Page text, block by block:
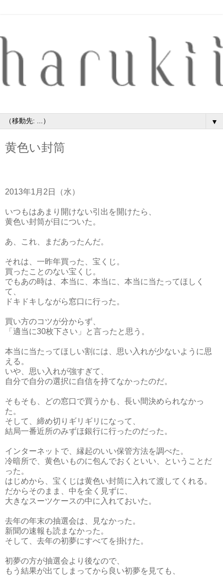
▼
黄色い封筒
2013年1月2日（水）
いつもはあまり開けない引出を開けたら、
黄色い封筒が目についた。
あ、これ、まだあったんだ。
それは、一昨年買った、宝くじ。
買ったことのない宝くじ。
でもあの時は、本当に、本当に、本当に当たってほしく
て、
ドキドキしながら窓口に行った。
買い方のコツが分からず、
「適当に30枚下さい」と言ったと思う。
本当に当たってほしい割には、思い入れが少ないように思
える。
いや、思い入れが強すぎて、
自分で自分の選択に自信を持てなかったのだ。
そもそも、どの窓口で買うかも、長い間決められなかっ
た。
そして、締め切りギリギリになって、
結局一番近所のみずほ銀行に行ったのだった。
インターネットで、縁起のいい保管方法を調べた。
冷暗所で、黄色いものに包んでおくといい、ということだ
った。
はじめから、宝くじは黄色い封筒に入れて渡してくれる。
だからそのまま、中を全く見ずに、
大きなスーツケースの中に入れておいた。
去年の年末の抽選会は、見なかった。
新聞の速報も読まなかった。
そして、去年の初夢にすべてを掛けた。
初夢の方が抽選会より後なので、
もう結果が出てしまってから良い初夢を見ても、